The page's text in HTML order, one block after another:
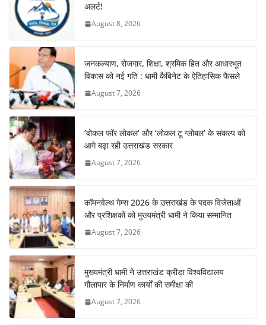
अलर्ट!
August 8, 2026
जनकल्याण, रोजगार, शिक्षा, श्रमिक हित और आधारभूत
विकास को नई गति : धामी कैबिनेट के ऐतिहासिक फैसले
August 7, 2026
‘वोकल फॉर लोकल’ और ‘लोकल टू ग्लोबल’ के संकल्प को
आगे बढ़ा रही उत्तराखंड सरकार
August 7, 2026
कॉमनवेल्थ गेम्स 2026 के उत्तराखंड के पदक विजेताओं
और प्रशिक्षकों को मुख्यमंत्री धामी ने किया सम्मानित
August 7, 2026
मुख्यमंत्री धामी ने उत्तराखंड क्रीड़ा विश्वविद्यालय
गौलापार के निर्माण कार्यों की समीक्षा की
August 7, 2026